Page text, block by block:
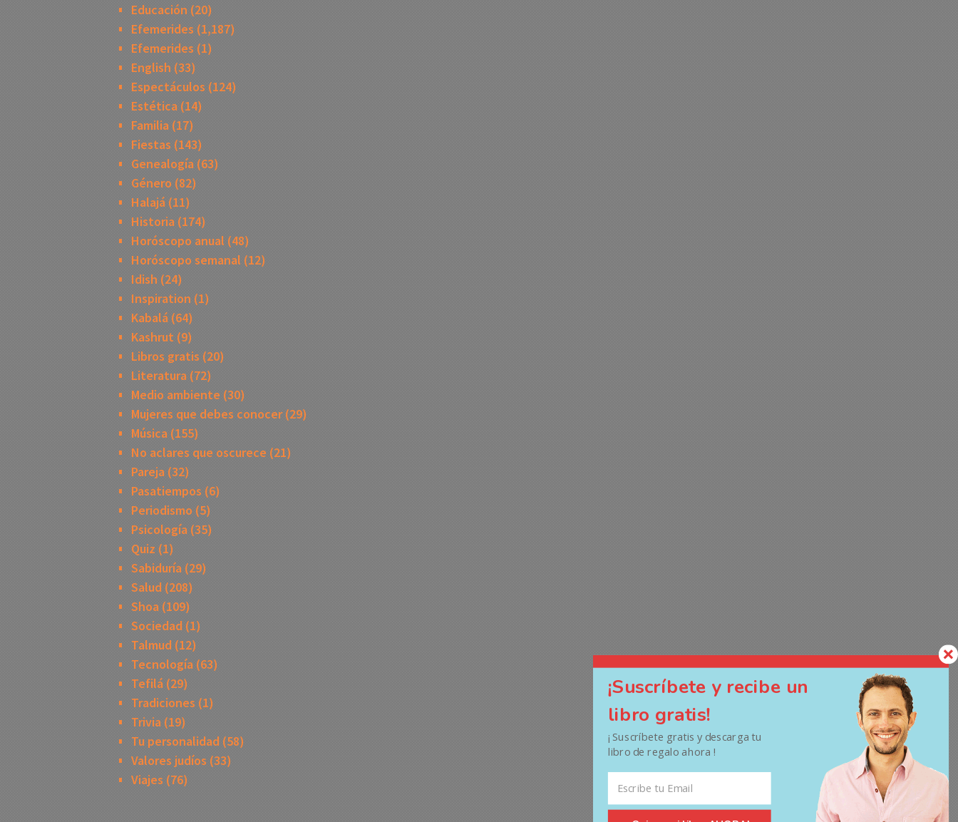
Educación (20)
Efemerides (1,187)
Efemerides (1)
English (33)
Espectáculos (124)
Estética (14)
Familia (17)
Fiestas (143)
Genealogía (63)
Género (82)
Halajá (11)
Historia (174)
Horóscopo anual (48)
Horóscopo semanal (12)
Idish (24)
Inspiration (1)
Kabalá (64)
Kashrut (9)
Libros gratis (20)
Literatura (72)
Medio ambiente (30)
Mujeres que debes conocer(29)
Música (155)
No aclares que oscurece (21)
Pareja (32)
Pasatiempos (6)
Periodismo (5)
Psicología (35)
Quiz (1)
Sabiduría (29)
Salud (208)
Shoa (109)
Sociedad (1)
Talmud (12)
Tecnología (63)
Tefilá (29)
Tradiciones (1)
Trivia (19)
Tu personalidad (58)
Valores judíos (33)
Viajes (76)
¡Suscríbete y recibe un
libro gratis!
¡ Suscríbete gratis y descarga tu
libro de regalo ahora !